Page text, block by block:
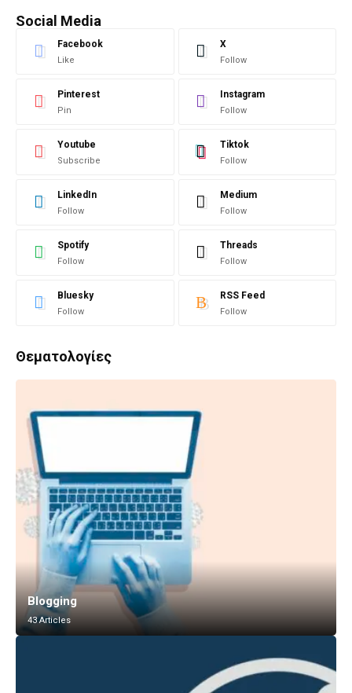
Social Media
Facebook
Like
X
Follow
Pinterest
Pin
Instagram
Follow
Youtube
Subscribe
Tiktok
Follow
LinkedIn
Follow
Medium
Follow
Spotify
Follow
Threads
Follow
Bluesky
Follow
RSS Feed
Follow
Θεματολογίες
Blogging
43 Articles